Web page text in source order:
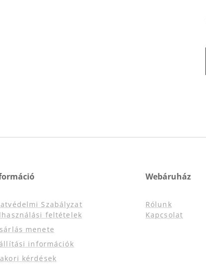
Szabályzat
feltételek
menete
információk
kérdések
Webáruház
Rólunk
Kapcsolat